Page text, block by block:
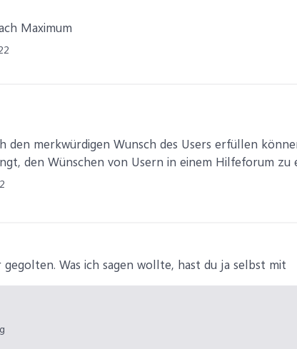
Maximum
den merkwürdigen Wunsch des Users erfüllen
den Wünschen von Usern in einem Hilfeforum zu
Was ich sagen wollte, hast du ja selbst mit